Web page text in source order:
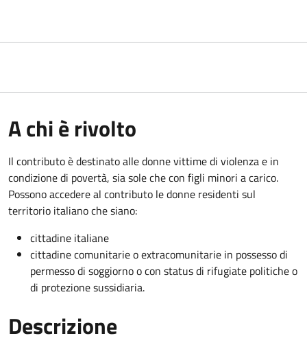
A chi è rivolto
Il contributo è destinato alle donne vittime di violenza e in
condizione di povertà, sia sole che con figli minori a carico.
Possono accedere al contributo le donne residenti sul
territorio italiano che siano:
cittadine italiane
cittadine comunitarie o extracomunitarie in possesso di
permesso di soggiorno o con status di rifugiate politiche o
di protezione sussidiaria.
Descrizione